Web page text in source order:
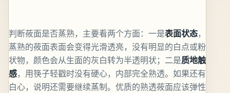
判断莜面是否蒸熟，主要看两个方面：一是表面状态，
蒸熟的莜面表面会变得光滑透亮，没有明显的白点或粉
状物，颜色会从生面的灰白转为半透明状；二是质地触
感，用筷子轻戳时没有硬心，内部完全熟透。如果还有
白心，说明还需要继续蒸制。优质的熟透莜面应该弹性